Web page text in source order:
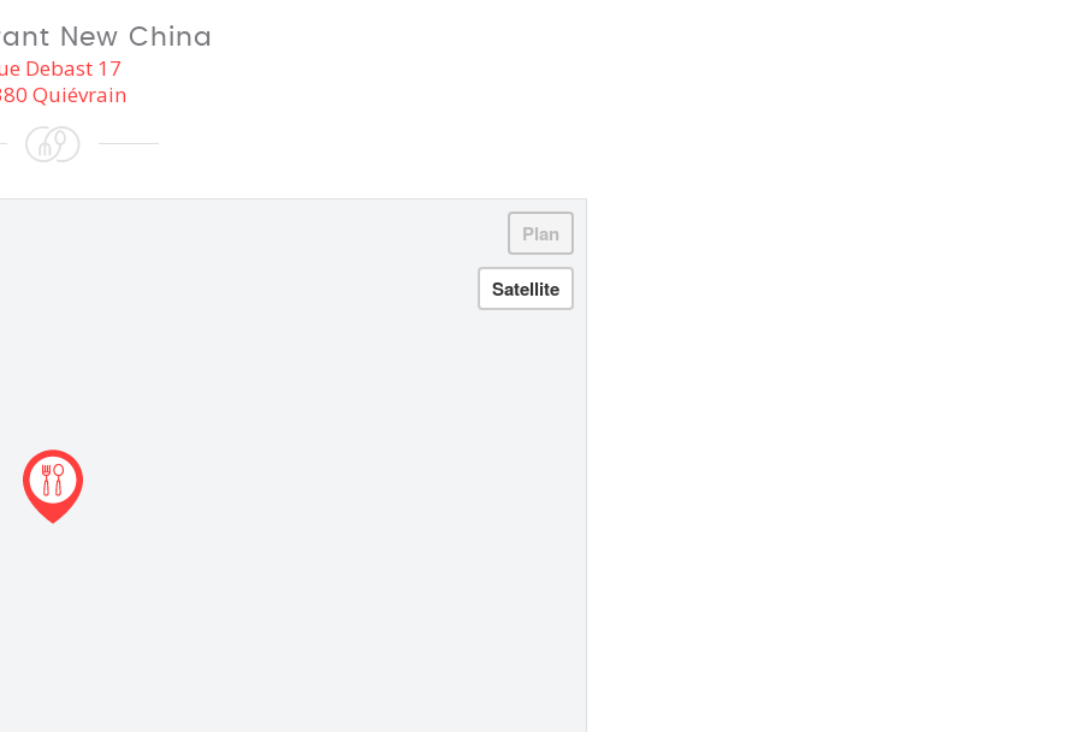
New China
Debast 17
Quiévrain